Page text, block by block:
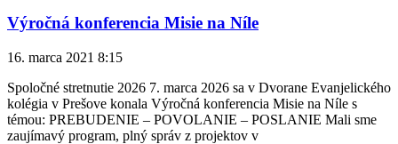
Výročná konferencia Misie na Níle
16. marca 2021 8:15
Spoločné stretnutie 2026 7. marca 2026 sa v Dvorane Evanjelického
kolégia v Prešove konala Výročná konferencia Misie na Níle s
témou: PREBUDENIE – POVOLANIE – POSLANIE Mali sme
zaujímavý program, plný správ z projektov v